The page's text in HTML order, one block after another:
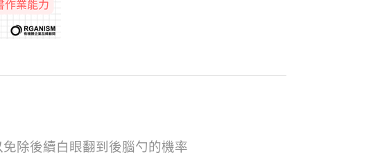
除後續白眼翻到後腦勺的機率